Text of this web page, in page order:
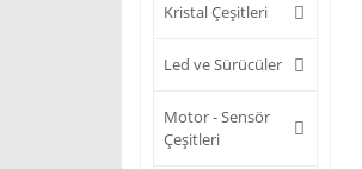
Kristal Çeşitleri
Led ve Sürücüler
Motor - Sensör
Çeşitleri